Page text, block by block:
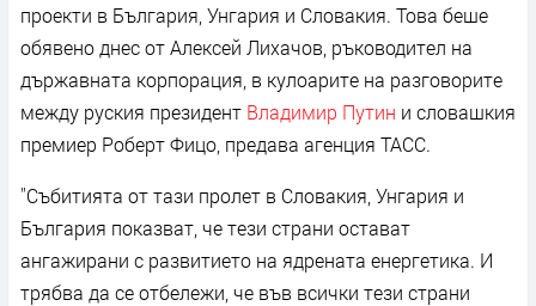
проекти в България, Унгария и Словакия. Това беше
обявено днес от Алексей Лихачов, ръководител на
държавната корпорация, в кулоарите на разговорите
между руския президент Владимир Путин и словашкия
премиер Роберт Фицо, предава агенция ТАСС.
''Събитията от тази пролет в Словакия, Унгария и
България показват, че тези страни остават
ангажирани с развитието на ядрената енергетика. И
трябва да се отбележи, че във всички тези страни